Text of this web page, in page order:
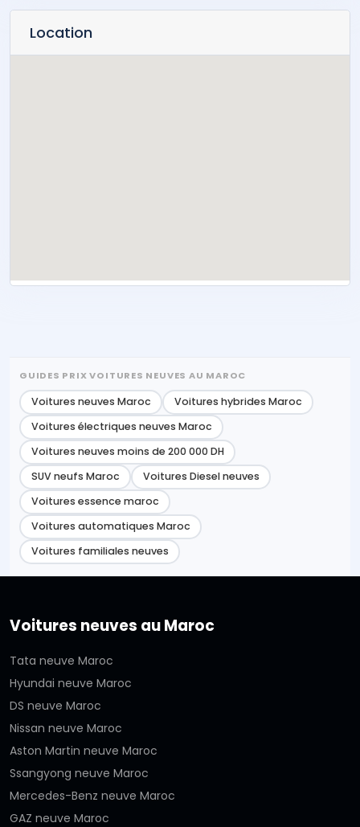
Location
GUIDES PRIX VOITURES NEUVES AU MAROC
Voitures neuves Maroc
Voitures hybrides Maroc
Voitures électriques neuves Maroc
Voitures neuves moins de 200 000 DH
SUV neufs Maroc
Voitures Diesel neuves
Voitures essence maroc
Voitures automatiques Maroc
Voitures familiales neuves
Voitures neuves au Maroc
Tata neuve Maroc
Hyundai neuve Maroc
DS neuve Maroc
Nissan neuve Maroc
Aston Martin neuve Maroc
Ssangyong neuve Maroc
Mercedes-Benz neuve Maroc
GAZ neuve Maroc